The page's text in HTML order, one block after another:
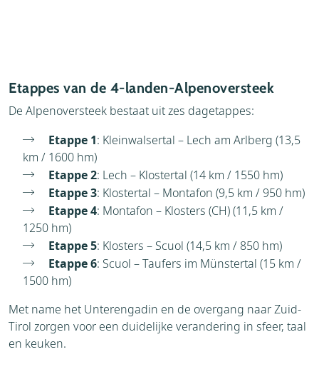
Etappes van de 4-landen-Alpenoversteek
De Alpenoversteek bestaat uit zes dagetappes:
Etappe 1: Kleinwalsertal – Lech am Arlberg (13,5
km / 1600 hm)
Etappe 2: Lech – Klostertal (14 km / 1550 hm)
Etappe 3: Klostertal – Montafon (9,5 km / 950 hm)
Etappe 4: Montafon – Klosters (CH) (11,5 km /
1250 hm)
Etappe 5: Klosters – Scuol (14,5 km / 850 hm)
Etappe 6: Scuol – Taufers im Münstertal (15 km /
1500 hm)
Met name het Unterengadin en de overgang naar Zuid-
Tirol zorgen voor een duidelijke verandering in sfeer, taal
en keuken.